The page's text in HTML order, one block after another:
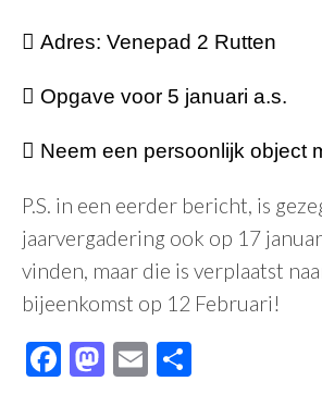
 Adres: Venepad 2 Rutten
 Opgave voor 5 januari a.s.
 Neem een persoonlijk object
P.S. in een eerder bericht, is
jaarvergadering ook op 17
vinden, maar die is verplaatst
bijeenkomst op 12 Februari!
Facebook
Mastodon
Email